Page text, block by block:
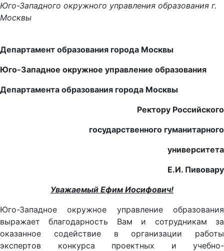
Юго-Западного окружного управления образования г.
Москвы
Департамент образования города Москвы
Юго-Западное окружное управление образования
Департамента образования города Москвы
Ректору Российского
государственного гуманитарного
университета
Е.И. Пивовару
Уважаемый Ефим Иосифович!
Юго-Западное окружное управление образования
выражает благодарность Вам и сотрудникам за
оказанное содействие в организации работы
экспертов конкурса проектных и учебно-